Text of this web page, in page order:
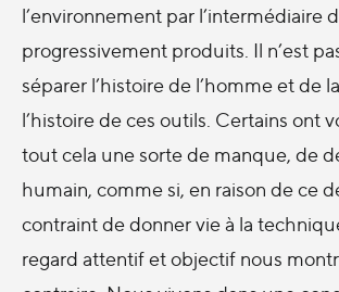
l’environnement par l’intermédiaire
progressivement produits. Il n’est
séparer l’histoire de l’homme et de
l’histoire de ces outils. Certains ont
tout cela une sorte de manque, de
humain, comme si, en raison de ce
contraint de donner vie à la
regard attentif et objectif nous